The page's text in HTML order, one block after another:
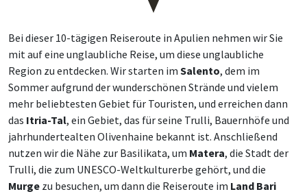
Bei dieser 10-tägigen Reiseroute in Apulien nehmen wir Sie
mit auf eine unglaubliche Reise, um diese unglaubliche
Region zu entdecken. Wir starten im Salento, dem im
Sommer aufgrund der wunderschönen Strände und vielem
mehr beliebtesten Gebiet für Touristen, und erreichen dann
das Itria-Tal, ein Gebiet, das für seine Trulli, Bauernhöfe und
jahrhundertealten Olivenhaine bekannt ist. Anschließend
nutzen wir die Nähe zur Basilikata, um Matera, die Stadt der
Trulli, die zum UNESCO-Weltkulturerbe gehört, und die
Murge zu besuchen, um dann die Reiseroute im Land Bari